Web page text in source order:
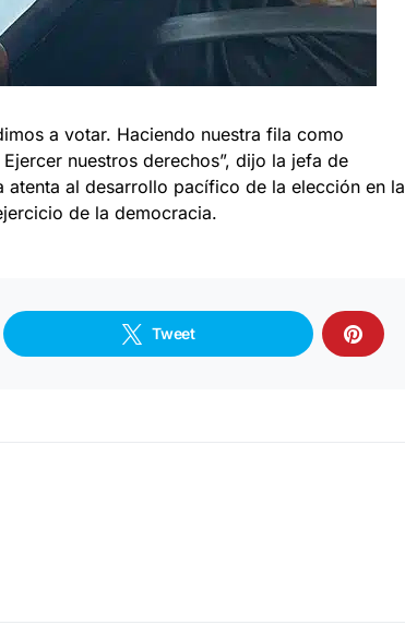
a votar. Haciendo nuestra fila como
nuestros derechos”, dijo la jefa de
al desarrollo pacífico de la elección en la
de la democracia.
Tweet